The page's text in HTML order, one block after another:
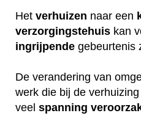
Het verhuizen naar een
verzorgingstehuis kan
ingrijpende gebeurtenis
De verandering van
werk die bij de
veel spanning